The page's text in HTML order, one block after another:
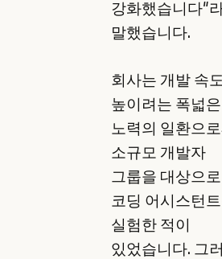
강화했습니다"
말했습니다.
회사는 개발 속
높이려는 폭넓은
노력의 일환으
소규모 개발자
그룹을 대상으
코딩 어시스턴
실험한 적이
있었습니다. 그